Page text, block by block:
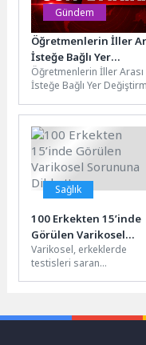
Gündem
Öğretmenlerin İller
İsteğe Bağlı Yer
Değiştirme Sonuçları
(2025-2)
Öğretmenlerin İller Arası
İsteğe Bağlı Yer
Eğitim Bakanlığı
yayımlandı.nMEBBİS
kullanıcı...
Sağlık
100 Erkekten 15’inde
Görülen Varikosel
Sorununa Dikkat!
Varikosel, erkeklerde
testisleri saran
olarak biliniyor....